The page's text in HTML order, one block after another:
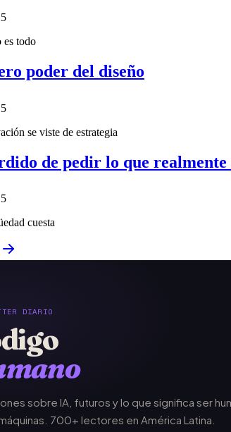
es todo
poder del diseño
se viste de estrategia
de pedir lo que realmente
cuesta
DIARIO
sobre IA, futuros y lo que significa ser
700+ lectores en América Latina.